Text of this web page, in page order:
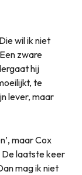
wil ik niet
zware
hij
te
lever, maar
maar Cox
De laatste keer
mag ik niet